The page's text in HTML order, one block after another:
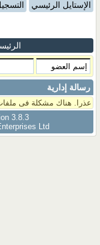
الإستايل الرئيسي
رسالة إدارية
عذرا. هناك مشكلة فى ملفات
3.8.3
Ltd.